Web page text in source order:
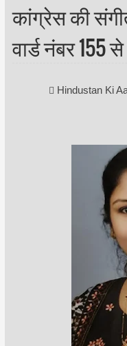
कांग्रेस की
वार्ड नंबर 155
Hindustan Ki